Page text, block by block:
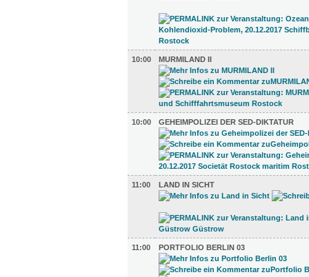
10:00 MURMILAND II
10:00 GEHEIMPOLIZEI DER SED-DIKTATUR
11:00 LAND IN SICHT
11:00 PORTFOLIO BERLIN 03